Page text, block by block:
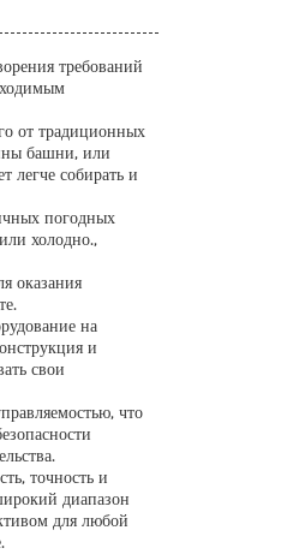
требований
от традиционных
башни, или
легче собирать и
погодных
холодно.,
оказания
на
и
свои
что
точность и
диапазон
для любой